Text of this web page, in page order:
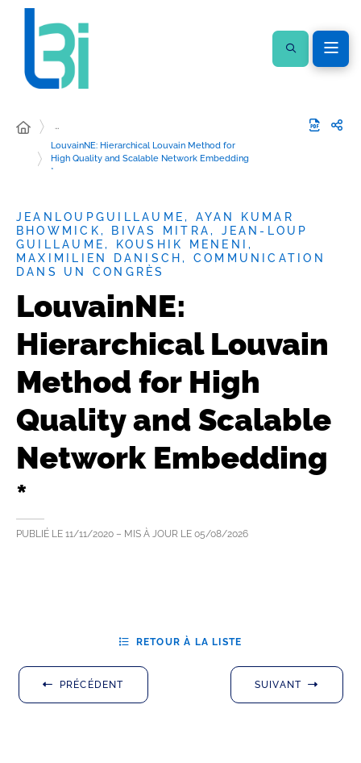
…
LouvainNE: Hierarchical Louvain Method for
High Quality and Scalable Network Embedding
*
JEANLOUPGUILLAUME, AYAN KUMAR
BHOWMICK, BIVAS MITRA, JEAN-LOUP
GUILLAUME, KOUSHIK MENENI,
MAXIMILIEN DANISCH, COMMUNICATION
DANS UN CONGRÈS
LouvainNE:
Hierarchical Louvain
Method for High
Quality and Scalable
Network Embedding
*
PUBLIÉ LE 11/11/2020 – MIS À JOUR LE 05/08/2026
PRÉCÉDENT
RETOUR À LA LISTE
SUIVANT